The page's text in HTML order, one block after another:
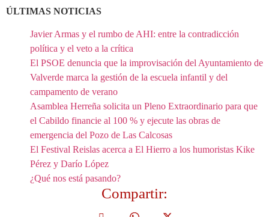
ÚLTIMAS NOTICIAS
Javier Armas y el rumbo de AHI: entre la contradicción
política y el veto a la crítica
El PSOE denuncia que la improvisación del Ayuntamiento de
Valverde marca la gestión de la escuela infantil y del
campamento de verano
Asamblea Herreña solicita un Pleno Extraordinario para que
el Cabildo financie al 100 % y ejecute las obras de
emergencia del Pozo de Las Calcosas
El Festival Reislas acerca a El Hierro a los humoristas Kike
Pérez y Darío López
¿Qué nos está pasando?
Compartir: